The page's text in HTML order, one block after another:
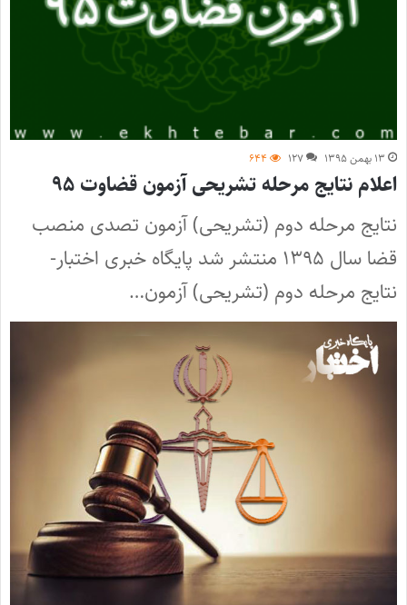
۱۳ بهمن ۱۳۹۵ ۱۲۷ ۶۴۴
اعلام نتایج مرحله تشریحی آزمون قضاوت ۹۵
نتایج مرحله دوم (تشریحی) آزمون تصدی منصب
قضا سال ۱۳۹۵ منتشر شد پایگاه خبری اختبار-
نتایج مرحله دوم (تشریحی) آزمون…